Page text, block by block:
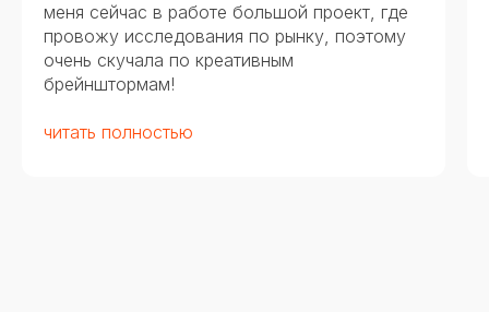
меня сейчас в работе большой проект, где
провожу исследования по рынку, поэтому
очень скучала по креативным
брейнштормам!
читать полностью